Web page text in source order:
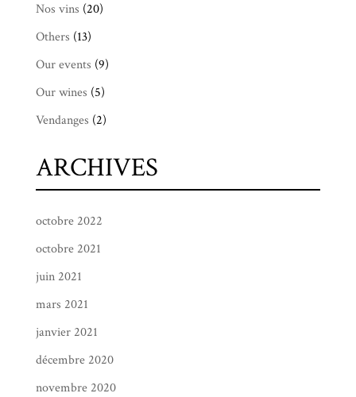
Nos vins (20)
Others (13)
Our events (9)
Our wines (5)
Vendanges (2)
ARCHIVES
octobre 2022
octobre 2021
juin 2021
mars 2021
janvier 2021
décembre 2020
novembre 2020